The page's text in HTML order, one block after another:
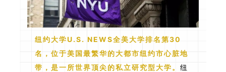
纽约大学U.S. NEWS全美大学排名第30
名， 位于美国最繁华的大都市纽约市心脏地
带，是一所世界顶尖的私立研究型大学。 纽